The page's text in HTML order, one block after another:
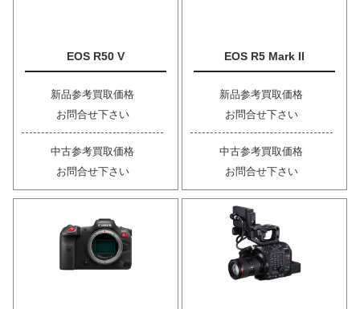
EOS R50 V
新品参考買取価格
お問合せ下さい
中古参考買取価格
お問合せ下さい
EOS R5 Mark II
新品参考買取価格
お問合せ下さい
中古参考買取価格
お問合せ下さい